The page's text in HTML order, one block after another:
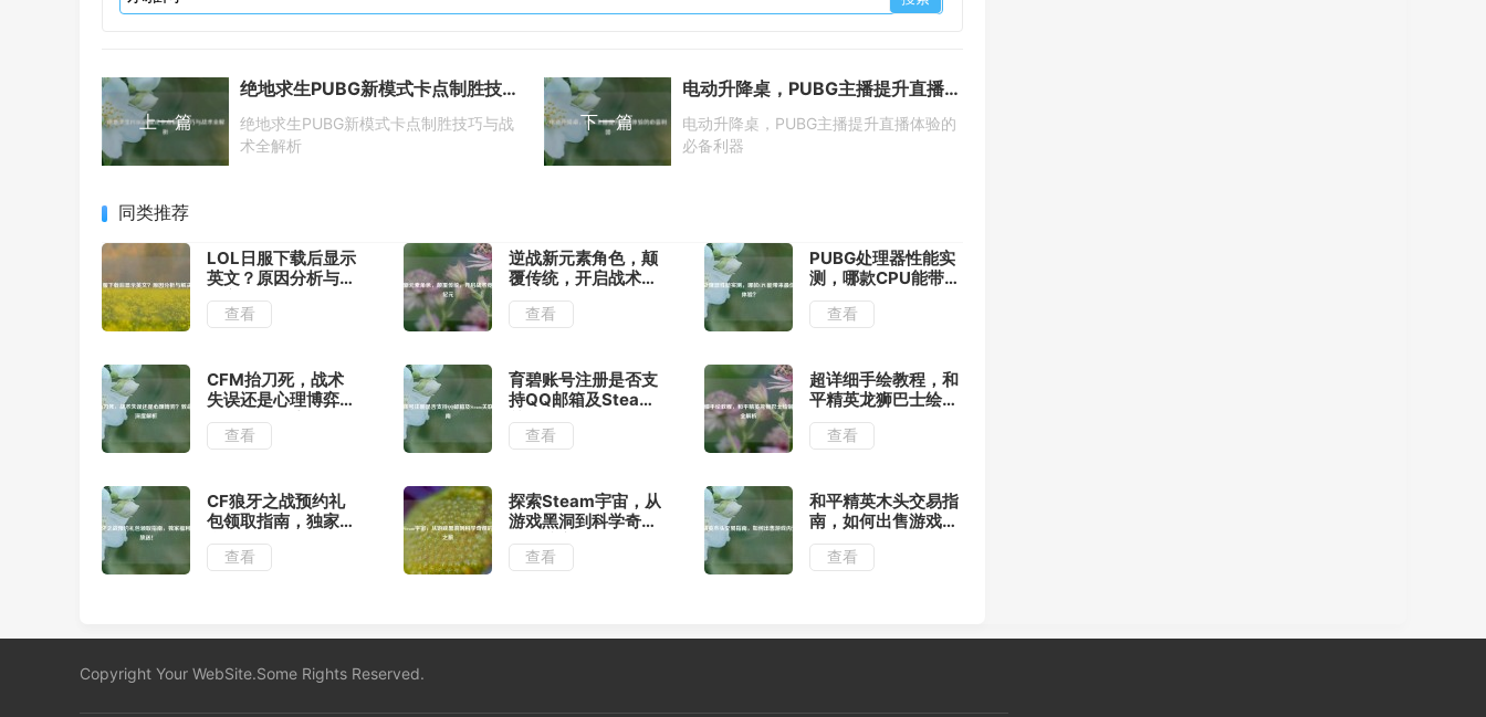
上一篇
绝地求生PUBG新模式卡点制胜技巧与战术全解析
绝地求生PUBG新模式卡点制胜技巧与战
术全解析
下一篇
电动升降桌，PUBG主播提升直播体验的必备利器
电动升降桌，PUBG主播提升直播体验的
必备利器
同类推荐
LOL日服下载后显示
英文？原因分析与解
决方法
查看
逆战新元素角色，颠
覆传统，开启战术竞
技新纪元
查看
PUBG处理器性能实
测，哪款CPU能带来
最佳吃鸡体验？
查看
CFM抬刀死，战术
失误还是心理博弈？
致命细节深度解析
查看
育碧账号注册是否支
持QQ邮箱及Steam
关联全指南
查看
超详细手绘教程，和
平精英龙狮巴士绘制
步骤全解析
查看
CF狼牙之战预约礼
包领取指南，独家福
利限时放送！
查看
探索Steam宇宙，从
游戏黑洞到科学奇观
的虚拟之旅
查看
和平精英木头交易指
南，如何出售游戏内
资源？
查看
Copyright Your WebSite.Some Rights Reserved.